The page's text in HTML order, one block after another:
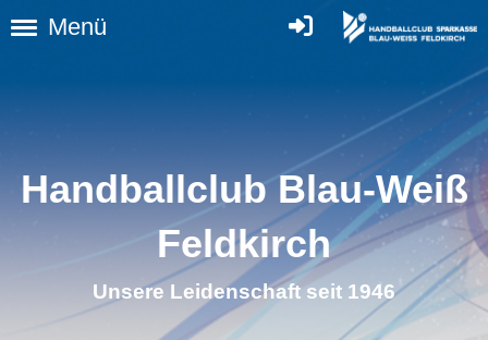
Menü
Handballclub Blau-Weiß
Feldkirch
Unsere Leidenschaft seit 1946